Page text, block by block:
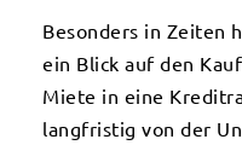
Besonders in Zeiten
ein Blick auf den
Miete in eine
langfristig von der